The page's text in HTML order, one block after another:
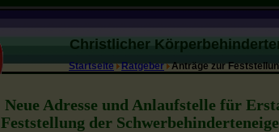
Christlicher
Startseite Ratgeber Anträge zur
Neue Adresse und Anlaufstelle für
Feststellung der